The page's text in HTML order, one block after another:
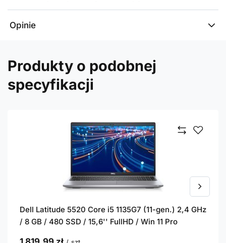
Opinie
Produkty o podobnej
specyfikacji
Dell Latitude 5520 Core i5 1135G7 (11-gen.) 2,4 GHz
/ 8 GB / 480 SSD / 15,6'' FullHD / Win 11 Pro